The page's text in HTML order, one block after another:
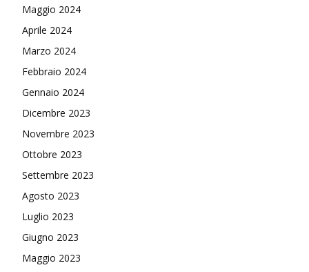
Maggio 2024
Aprile 2024
Marzo 2024
Febbraio 2024
Gennaio 2024
Dicembre 2023
Novembre 2023
Ottobre 2023
Settembre 2023
Agosto 2023
Luglio 2023
Giugno 2023
Maggio 2023